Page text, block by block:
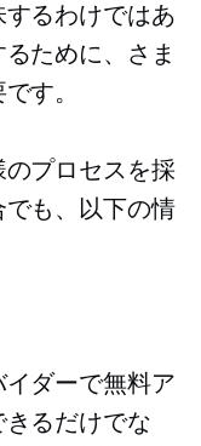
るわけではあ
ために、さま
す。
プロセスを採
も、以下の情
ダーで無料ア
るだけでな